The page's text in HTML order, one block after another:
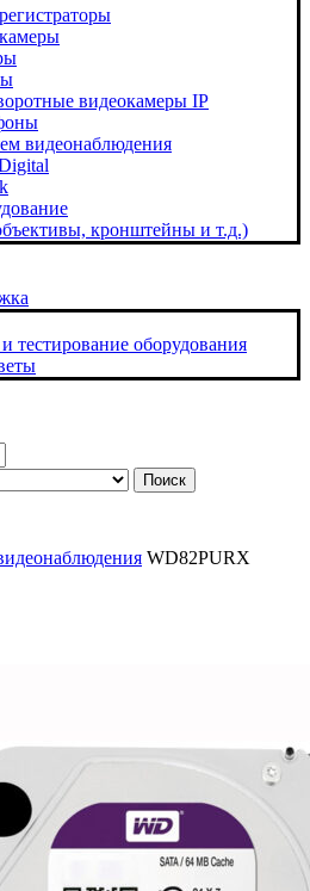
видеокамеры IP
видеонаблюдения
кронштейны и т.д.)
тестирование оборудования
Поиск
WD82PURX